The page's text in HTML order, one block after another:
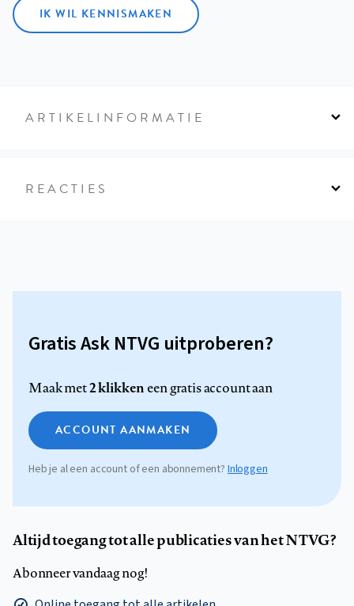
IK WIL KENNISMAKEN
ARTIKELINFORMATIE
REACTIES
Gratis Ask NTVG uitproberen?
Maak met2 klikkeneen gratis account aan
ACCOUNT AANMAKEN
Heb je al een account of een abonnement?Inloggen
Altijd toegang tot alle publicaties van het NTVG?
Abonneer vandaag nog!